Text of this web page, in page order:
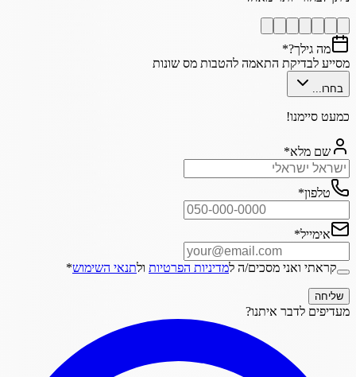
מה גילך?*
מסייע לבדיקת התאמה להטבות מס שונות
בחרו...
כמעט סיימנו!
שם מלא*
טלפון*
אימייל*
קראתי ואני מסכים/ה למדיניות הפרטיות ולתנאי השימוש*
שליחה
מעדיפים לדבר איתנו?